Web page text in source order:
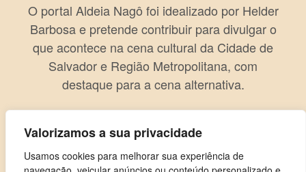
Valorizamos a sua privacidade
Usamos cookies para melhorar sua experiência de
O portal Aldeia Nagô foi idealizado por Helder
Barbosa e pretende contribuir para divulgar o
que acontece na cena cultural da Cidade de
Salvador e Região Metropolitana, com
destaque para a cena alternativa.